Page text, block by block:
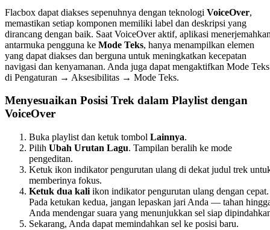
Flacbox dapat diakses sepenuhnya dengan teknologi VoiceOver,
memastikan setiap komponen memiliki label dan deskripsi yang
dirancang dengan baik. Saat VoiceOver aktif, aplikasi
antarmuka pengguna ke Mode Teks, hanya menampilkan elemen
yang dapat diakses dan berguna untuk meningkatkan kecepatan
navigasi dan kenyamanan. Anda juga dapat mengaktifkan Mode Teks
di Pengaturan → Aksesibilitas → Mode Teks.
Menyesuaikan Posisi Trek dalam Playlist dengan
VoiceOver
Buka playlist dan ketuk tombol Lainnya.
Pilih Ubah Urutan Lagu. Tampilan beralih ke mode
pengeditan.
Ketuk ikon indikator pengurutan ulang di dekat judul trek
memberinya fokus.
Ketuk dua kali ikon indikator pengurutan ulang dengan cepat.
Pada ketukan kedua, jangan lepaskan jari Anda — tahan
Anda mendengar suara yang menunjukkan sel siap
Sekarang, Anda dapat memindahkan sel ke posisi baru.